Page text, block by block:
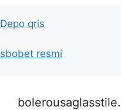
Depo qris
sbobet resmi